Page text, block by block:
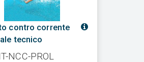
contro corrente
tecnico
NCC-PROL